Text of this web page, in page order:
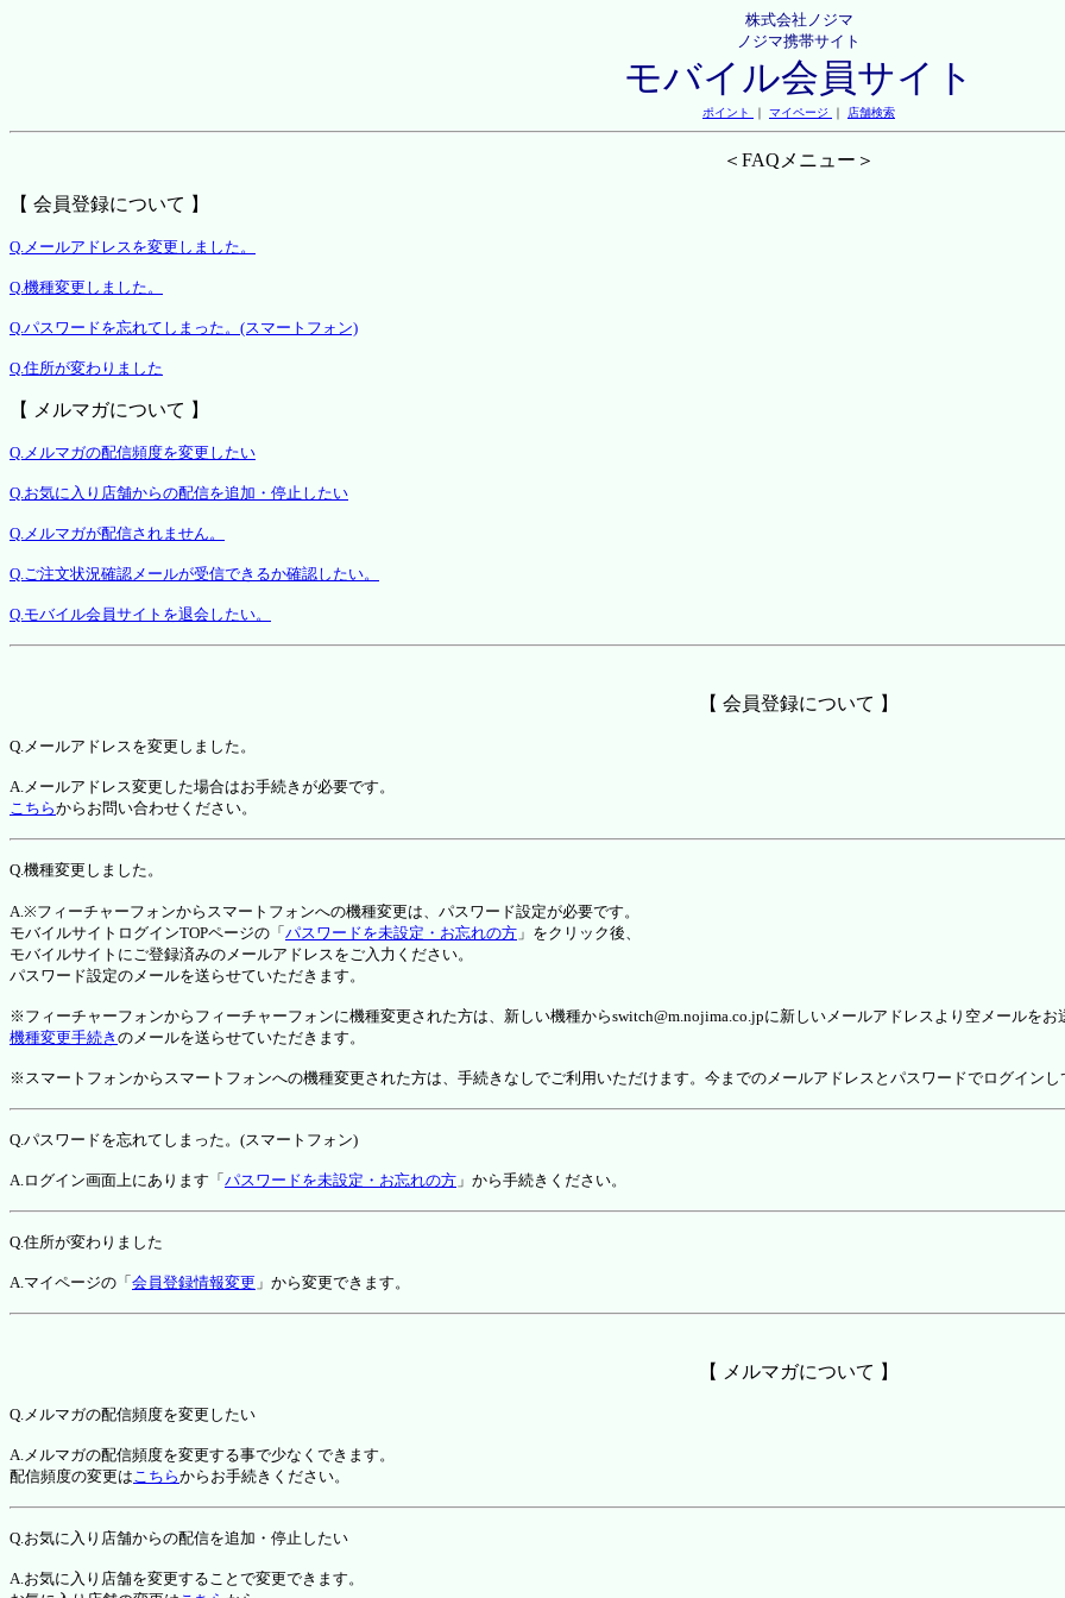
株式会社ノジマ
ノジマ携帯サイト
モバイル会員サイト
ポイント ｜ マイページ ｜ 店舗検索
＜FAQメニュー＞
【 会員登録について 】
Q.メールアドレスを変更しました。
Q.機種変更しました。
Q.パスワードを忘れてしまった。(スマートフォン)
Q.住所が変わりました
【 メルマガについて 】
Q.メルマガの配信頻度を変更したい
Q.お気に入り店舗からの配信を追加・停止したい
Q.メルマガが配信されません。
Q.ご注文状況確認メールが受信できるか確認したい。
Q.モバイル会員サイトを退会したい。
【 会員登録について 】
Q.メールアドレスを変更しました。
A.メールアドレス変更した場合はお手続きが必要です。
こちらからお問い合わせください。
Q.機種変更しました。
A.※フィーチャーフォンからスマートフォンへの機種変更は、パスワード設定が必要です。
モバイルサイトログインTOPページの「 パスワードを未設定・お忘れの方 」をクリック後、
モバイルサイトにご登録済みのメールアドレスをご入力ください。
パスワード設定のメールを送らせていただきます。
※フィーチャーフォンからフィーチャーフォンに機種変更された方は、新しい機種からswitch@m.nojima.co.jpに新しいメールアドレスより空メールをお
機種変更手続き のメールを送らせていただきます。
※スマートフォンからスマートフォンへの機種変更された方は、手続きなしでご利用いただけます。今までのメールアドレスとパスワードでログインし
Q.パスワードを忘れてしまった。(スマートフォン)
A.ログイン画面上にあります「 パスワードを未設定・お忘れの方 」から手続きください。
Q.住所が変わりました
A.マイページの「 会員登録情報変更 」から変更できます。
【 メルマガについて 】
Q.メルマガの配信頻度を変更したい
A.メルマガの配信頻度を変更する事で少なくできます。
配信頻度の変更はこちらからお手続きください。
Q.お気に入り店舗からの配信を追加・停止したい
A.お気に入り店舗を変更することで変更できます。